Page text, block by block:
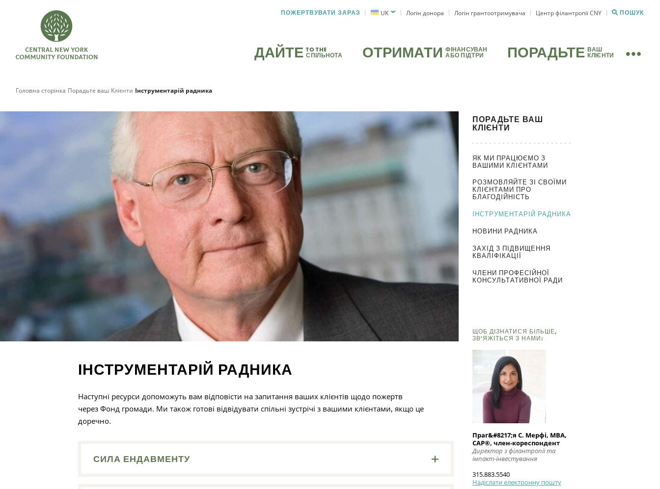
ПОЖЕРТВУВАТИ ЗАРАЗ UK Логін донора Логін грантоотримувача Центр філантропії CNY ПОШУК
ДАЙТЕ TO THE
СПІЛЬНОТА ОТРИМАТИ ФІНАНСУВАН
АБО ПІДТРИ ПОРАДЬТЕ ВАШ
КЛІЄНТИ
Головна сторінка Порадьте ваш Клієнти Інструментарій радника
ІНСТРУМЕНТАРІЙ РАДНИКА
Наступні ресурси допоможуть вам відповісти на запитання ваших клієнтів щодо пожертв
через Фонд громади. Ми також готові відвідувати спільні зустрічі з вашими клієнтами, якщо це
доречно.
СИЛА ЕНДАВМЕНТУ
ПОРАДЬТЕ ВАШ
КЛІЄНТИ
ЯК МИ ПРАЦЮЄМО З
ВАШИМИ КЛІЄНТАМИ
РОЗМОВЛЯЙТЕ ЗІ СВОЇМИ
КЛІЄНТАМИ ПРО
БЛАГОДІЙНІСТЬ
ІНСТРУМЕНТАРІЙ РАДНИКА
НОВИНИ РАДНИКА
ЗАХІД З ПІДВИЩЕННЯ
КВАЛІФІКАЦІЇ
ЧЛЕНИ ПРОФЕСІЙНОЇ
КОНСУЛЬТАТИВНОЇ РАДИ
ЩОБ ДІЗНАТИСЯ БІЛЬШЕ,
ЗВ'ЯЖІТЬСЯ З НАМИ:
Праг&#8217;я С. Мерфі, MBA,
CAP®, член-кореспондент
Директор з філантропії та
імпакт-інвестування
315.883.5540
Надіслати електронну пошту